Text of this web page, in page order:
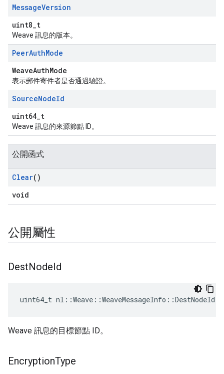
MessageVersion
uint8_t
Weave 訊息的版本。
PeerAuthMode
WeaveAuthMode
表示郵件寄件者是否通過驗證。
SourceNodeId
uint64_t
Weave 訊息的來源節點 ID。
公開函式
Clear()
void
公開屬性
DestNodeId
uint64_t nl::Weave::WeaveMessageInfo::DestNodeId
Weave 訊息的目標節點 ID。
EncryptionType